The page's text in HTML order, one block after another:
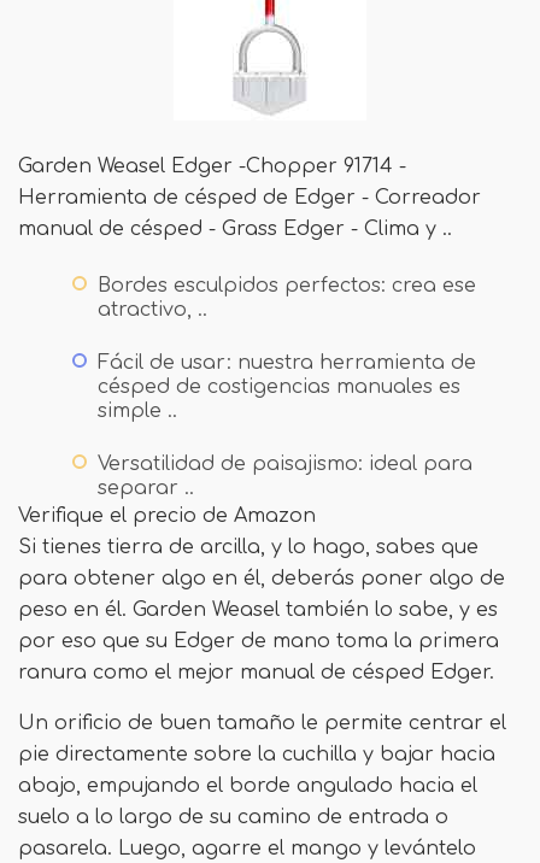
Garden Weasel Edger -Chopper 91714 -
Herramienta de césped de Edger - Correador
manual de césped - Grass Edger - Clima y ..
Bordes esculpidos perfectos: crea ese
atractivo, ..
Fácil de usar: nuestra herramienta de
césped de costigencias manuales es
simple ..
Versatilidad de paisajismo: ideal para
separar ..
Verifique el precio de Amazon
Si tienes tierra de arcilla, y lo hago, sabes que
para obtener algo en él, deberás poner algo de
peso en él. Garden Weasel también lo sabe, y es
por eso que su Edger de mano toma la primera
ranura como el mejor manual de césped Edger.
Un orificio de buen tamaño le permite centrar el
pie directamente sobre la cuchilla y bajar hacia
abajo, empujando el borde angulado hacia el
suelo a lo largo de su camino de entrada o
pasarela. Luego, agarre el mango y levántelo